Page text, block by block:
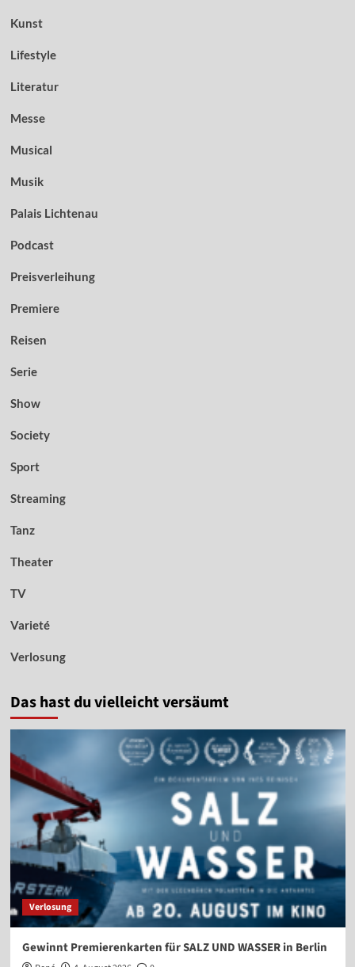
Kunst
Lifestyle
Literatur
Messe
Musical
Musik
Palais Lichtenau
Podcast
Preisverleihung
Premiere
Reisen
Serie
Show
Society
Sport
Streaming
Tanz
Theater
TV
Varieté
Verlosung
Das hast du vielleicht versäumt
Verlosung
Gewinnt Premierenkarten für SALZ UND WASSER in Berlin